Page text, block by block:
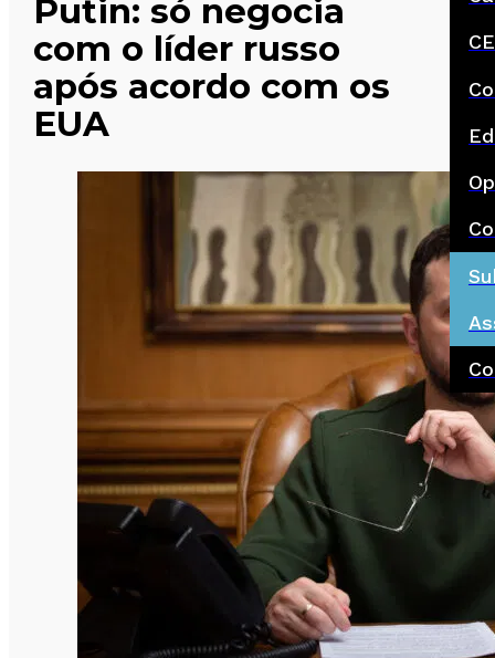
Putin: só negocia
com o líder russo
após acordo com os
EUA